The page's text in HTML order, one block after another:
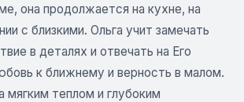
она продолжается на кухне, на
с близкими. Ольга учит замечать
в деталях и отвечать на Его
к ближнему и верность в малом.
мягким теплом и глубоким